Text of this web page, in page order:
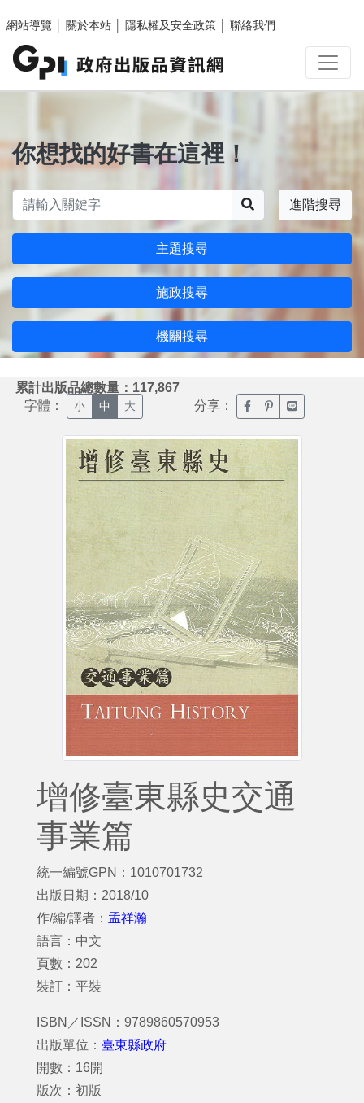
網站導覽
關於本站 隱私權及安全政策 聯絡我們
你想找的好書在這裡！
進階搜尋
主題搜尋
施政搜尋
機關搜尋
累計出版品總數量：117,867
字體： 小 中 大 分享： 臉書分享(另開新視窗)
噗浪分享(另開新
Line分享(另
增修臺東縣史交通
事業篇
統一編號GPN：1010701732
出版日期：2018/10
作/編/譯者： 孟祥瀚
語言：中文
頁數：202
裝訂：平裝
ISBN／ISSN：9789860570953
出版單位： 臺東縣政府
開數：16開
版次：初版